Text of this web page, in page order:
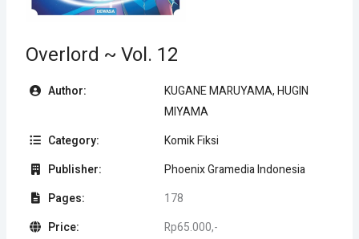
Overlord ~ Vol. 12
Author:
KUGANE MARUYAMA, HUGIN
MIYAMA
Category:
Komik Fiksi
Publisher:
Phoenix Gramedia Indonesia
Pages:
178
Price:
Rp65.000,-